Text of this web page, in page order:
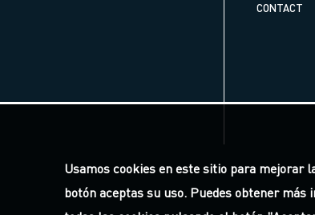
CONTACT
Usamos cookies en este sitio para mejorar
botón aceptas su uso. Puedes obtener